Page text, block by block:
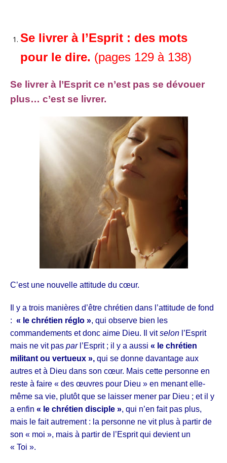
Se livrer à l’Esprit : des mots
pour le dire. (pages 129 à 138)
Se livrer à l’Esprit ce n’est pas se dévouer
plus… c’est se livrer.
C’est une nouvelle attitude du cœur.
Il y a trois manières d’être chrétien dans l’attitude de fond
: « le chrétien réglo », qui observe bien les
commandements et donc aime Dieu. Il vitselon l’Esprit
mais ne vit pas parl’Esprit ; il y a aussi « le chrétien
militant ou vertueux », qui se donne davantage aux
autres et à Dieu dans son cœur. Mais cette personne en
reste à faire « des œuvres pour Dieu » en menant elle-
même sa vie, plutôt que se laisser mener par Dieu ; et il y
a enfin « le chrétien disciple », qui n’en fait pas plus,
mais le fait autrement : la personne ne vit plus à partir de
son « moi », mais à partir de l’Esprit qui devient un
« Toi ».